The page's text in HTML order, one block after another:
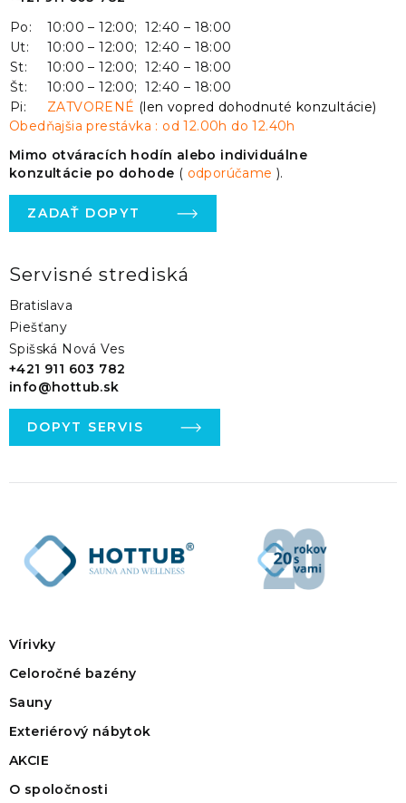
Po:
10:00 – 12:00; 12:40 – 18:00
Ut:
10:00 – 12:00; 12:40 – 18:00
St:
10:00 – 12:00; 12:40 – 18:00
Št:
10:00 – 12:00; 12:40 – 18:00
Pi:
ZATVORENÉ (len vopred dohodnuté konzultácie)
Obedňajšia prestávka : od 12.00h do 12.40h
Mimo otváracích hodín alebo individuálne
konzultácie po dohode ( odporúčame).
ZADAŤ DOPYT
Servisné strediská
Bratislava
Piešťany
Spišská Nová Ves
+421 911 603 782
info@hottub.sk
DOPYT SERVIS
Vírivky
Celoročné bazény
Sauny
Exteriérový nábytok
AKCIE
O spoločnosti